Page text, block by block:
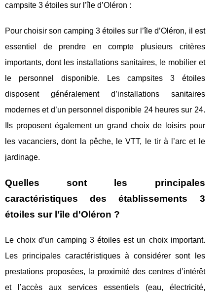
campsite 3 étoiles sur l’île d’Oléron :
Pour choisir son camping 3 étoiles sur l’île d’Oléron, il est
essentiel de prendre en compte plusieurs critères
importants, dont les installations sanitaires, le mobilier et
le personnel disponible. Les campsites 3 étoiles
disposent généralement d’installations sanitaires
modernes et d’un personnel disponible 24 heures sur 24.
Ils proposent également un grand choix de loisirs pour
les vacanciers, dont la pêche, le VTT, le tir à l’arc et le
jardinage.
Quelles sont les principales
caractéristiques des établissements 3
étoiles sur l'île d'Oléron ?
Le choix d’un camping 3 étoiles est un choix important.
Les principales caractéristiques à considérer sont les
prestations proposées, la proximité des centres d’intérêt
et l’accès aux services essentiels (eau, électricité,